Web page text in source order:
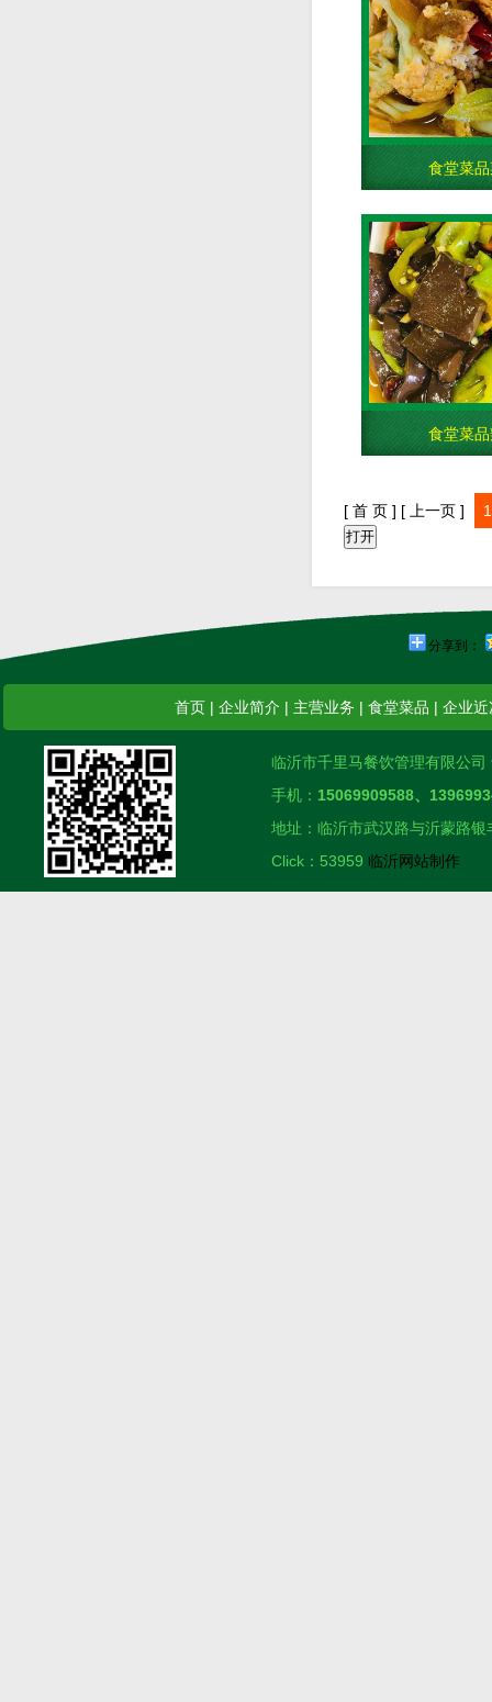
食堂菜
食堂菜
[ 首 页 ] [ 上一页 ] 1
分享到：
首页 | 企业简介 | 主营业务 | 食堂菜品 | 企业近
临沂市千里马餐饮管理有限公
手机： 15069909588、
地址：临沂市武汉路与沂蒙路
Click：53959 临沂网站制作